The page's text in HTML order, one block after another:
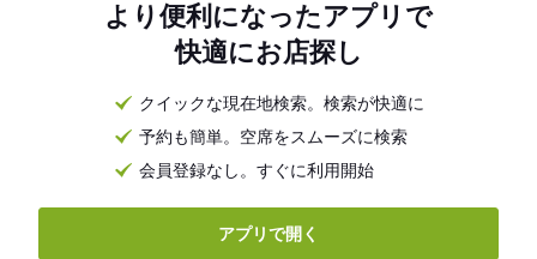
より便利になったアプリで
快適にお店探し
クイックな現在地検索。検索が快適に
予約も簡単。空席をスムーズに検索
会員登録なし。すぐに利用開始
アプリで開く